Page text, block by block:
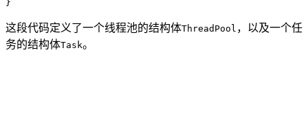
这段代码定义了一个线程池的结构体ThreadPool ，以及一个任
务的结构体Task。